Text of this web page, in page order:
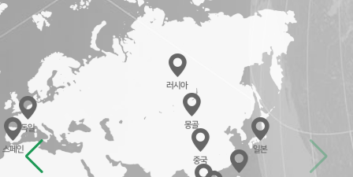
스페인
독일
러시아
몽골
중국
일본